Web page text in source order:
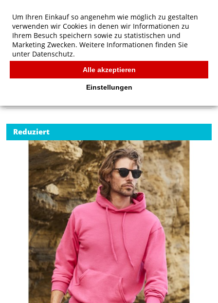
Fruit of the Loom Klassischer Kapuzen-Sweatshirt
FRUIT OF THE LOOM
Reduziert
Um Ihren Einkauf so angenehm wie möglich zu gestalten
verwenden wir Cookies in denen wir Informationen zu
Ihrem Besuch speichern sowie zu statistischen und
Marketing Zwecken. Weitere Informationen finden Sie
unter Datenschutz.
Alle akzeptieren
Einstellungen